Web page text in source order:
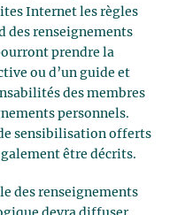
Internet les règles
des renseignements
prendre la
ou d’un guide et
des membres
personnels.
sensibilisation offerts
être décrits.
des renseignements